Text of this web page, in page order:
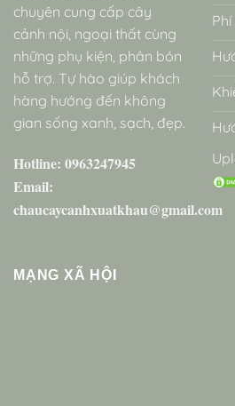
chuyên cung cấp cây
cảnh nội, ngoại thất cùng
những phụ kiện, phân bón
hỗ trợ. Tự hào giúp khách
hàng hướng đến không
gian sống xanh, sạch, đẹp.
Hotline: 0963247945
Email:
chaucaycanhxuatkhau@gmail.com
MẠNG XÃ HỘI